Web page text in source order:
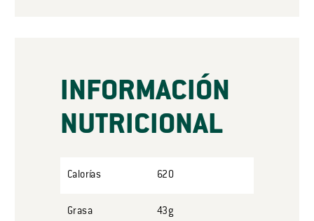
INFORMACIÓN
NUTRICIONAL
Calorías 620
Grasa 43g